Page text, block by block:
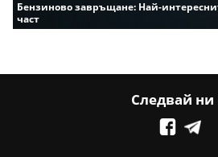
Бензиново завръщане: Най-
част
Следвай ни